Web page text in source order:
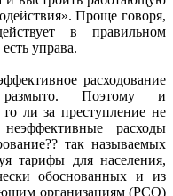
Проще говоря,
в правильном
управа.
расходование
размыто. Поэтому и
ли за преступление не
расходы
так называемых
тарифы для населения,
обоснованных и из
организациям (РСО)